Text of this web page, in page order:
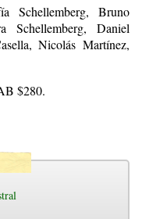
Schellemberg, Bruno
Schellemberg, Daniel
Nicolás Martínez,
$280.